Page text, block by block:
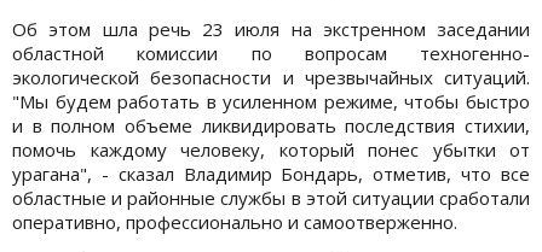
Об этом шла речь 23 июля на экстренном заседании
областной комиссии по вопросам техногенно-
экологической безопасности и чрезвычайных ситуаций.
"Мы будем работать в усиленном режиме, чтобы быстро
и в полном объеме ликвидировать последствия стихии,
помочь каждому человеку, который понес убытки от
урагана", - сказал Владимир Бондарь, отметив, что все
областные и районные службы в этой ситуации сработали
оперативно, профессионально и самоотверженно.